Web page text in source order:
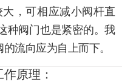
，可相应减小阀杆直
种阀门也是紧密的。我
流向应为自上而下。
原理：